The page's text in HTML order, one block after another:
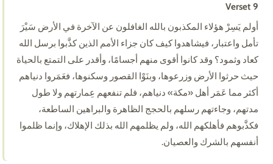
Verset 9
أولم يَسِرْ هؤلاء المكذبون بالله الغافلون عن الآخرة في الأرض سَيْرَ
تأمل واعتبار، فيشاهدوا كيف كان جزاء الأمم الذين كذَّبوا برسل الله
كعاد وثمود؟ وقد كانوا أقوى منهم أجسامًا، وأقدر على التمتع بالحياة
حيث حرثوا الأرض وزرعوها، وبنَوْا القصور وسكنوها، فعَمَروا دنياهم
أكثر مما عَمَر أهل «مكة» دنياهم، فلم تنفعهم عِمارتهم ولا طول
مدتهم، وجاءتهم رسلهم بالحجج الظاهرة والبراهين الساطعة،
فكذَّبوهم فأهلكهم الله، ولم يظلمهم الله بذلك الإهلاك، وإنما ظلموا
أنفسهم بالشرك والعصيان.